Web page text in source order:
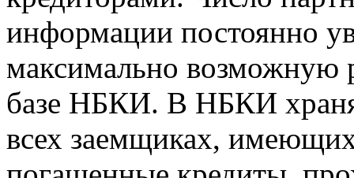
информации постоянно
максимально возможную
базе НБКИ. В НБКИ
всех заемщиках,